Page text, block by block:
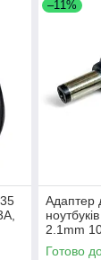
–11%
Адаптер
2.1mm
Готово